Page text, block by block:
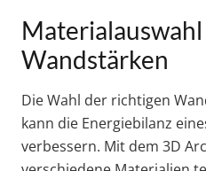
Wandstärken
Die Wahl der richtigen
kann die Energiebilanz
verbessern. Mit dem 3D